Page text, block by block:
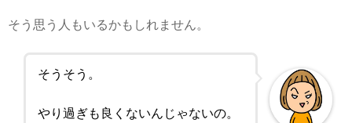
そう思う人もいるかもしれません。
そうそう。
やり過ぎも良くないんじゃないの。